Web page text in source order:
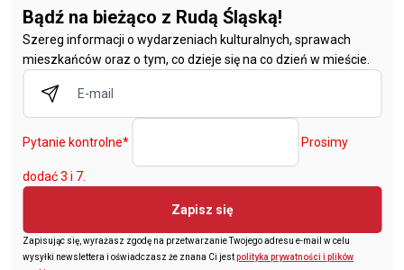
Bądź na bieżąco z Rudą Śląską!
Szereg informacji o wydarzeniach kulturalnych, sprawach
mieszkańców oraz o tym, co dzieje się na co dzień w mieście.
Pytanie kontrolne* Prosimy
dodać 3 i 7.
Zapisz się
Zapisując się, wyrażasz zgodę na przetwarzanie Twojego adresu e-mail w celu
wysyłki newslettera i oświadczasz że znana Ci jestpolityka prywatności i plików